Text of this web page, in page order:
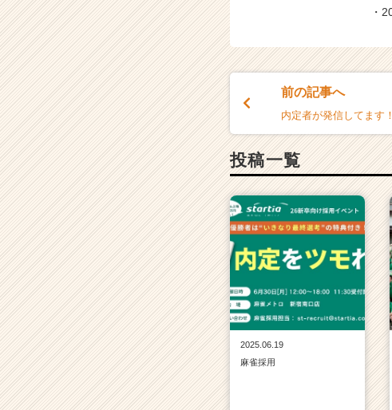
・
前の記事へ
内定者が発信してます！
投稿一覧
2025.06.19
麻雀採用